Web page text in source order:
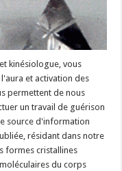
kinésiologue, vous
et activation des
permettent de nous
un travail de guérison
source d'information
résidant dans notre
formes cristallines
du corps